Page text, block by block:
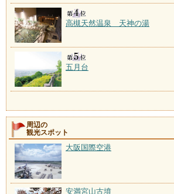
高槻天然温泉 天神の湯
五月台
周辺の
観光スポット
大阪国際空港
安満宮山古墳